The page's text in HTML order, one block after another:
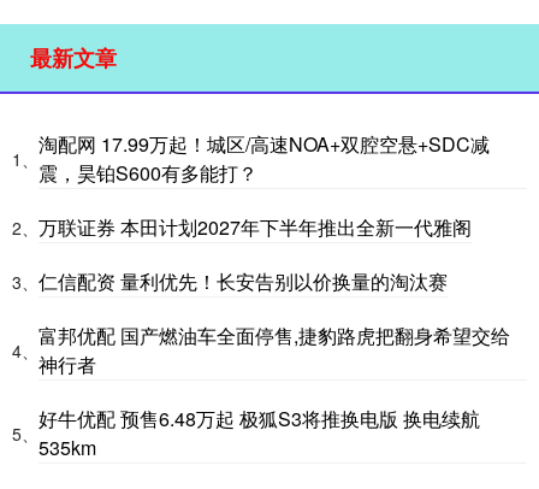
最新文章
1、
淘配网 17.99万起！城区/高速NOA+双腔空悬+SDC减
震，昊铂S600有多能打？
2、 万联证券 本田计划2027年下半年推出全新一代雅阁
3、 仁信配资 量利优先！长安告别以价换量的淘汰赛
4、
富邦优配 国产燃油车全面停售,捷豹路虎把翻身希望交给
神行者
5、
好牛优配 预售6.48万起 极狐S3将推换电版 换电续航
535km